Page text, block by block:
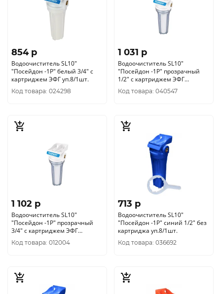
854 p
Водоочиститель SL10"
"Посейдон -1Р" белый 3/4" с
картриджем ЭФГ уп.8/1шт.
Код товара: 024298
1 031 p
Водоочиститель SL10"
"Посейдон -1Р" прозрачный
1/2" с картриджем ЭФГ
уп.8/1шт.
Код товара: 040547
1 102 p
Водоочиститель SL10"
"Посейдон -1Р" прозрачный
3/4" с картриджем ЭФГ
уп.8/1шт.
Код товара: 012004
713 p
Водоочиститель SL10"
"Посейдон -1Р" синий 1/2" без
картриджа уп.8/1шт.
Код товара: 036692